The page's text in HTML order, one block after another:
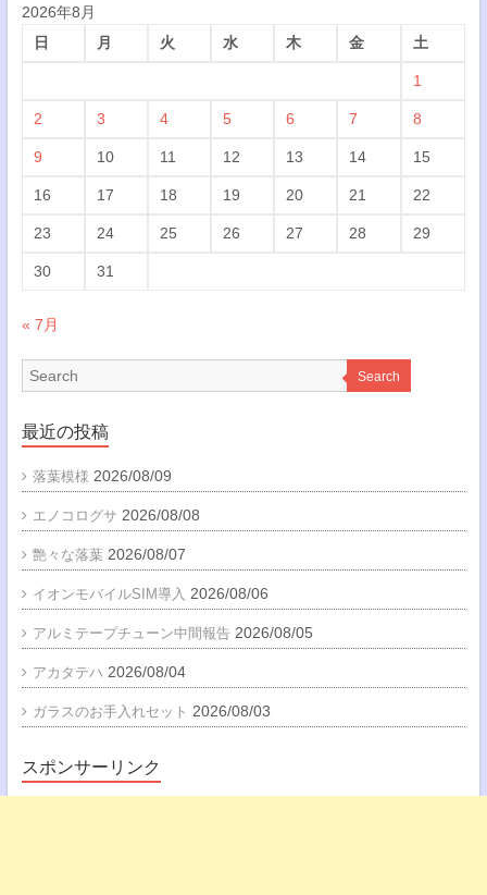
2026年8月
日
月 火 水 木 金 土
1
2 3 4 5 6 7 8
9 10 11 12 13 14 15
16 17 18 19 20 21 22
23 24 25 26 27 28 29
30 31
« 7月
Search
最近の投稿
落葉模様 2026/08/09
エノコログサ 2026/08/08
艶々な落葉 2026/08/07
イオンモバイルSIM導入 2026/08/06
アルミテープチューン中間報告 2026/08/05
アカタテハ 2026/08/04
ガラスのお手入れセット 2026/08/03
スポンサーリンク